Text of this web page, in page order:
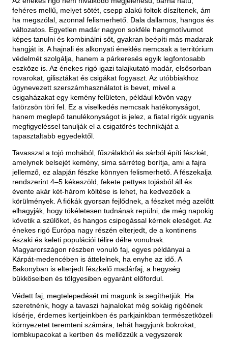
fehéres mellű, melyet sötét, csepp alakú foltok díszítenek, ám
ha megszólal, azonnal felismerhető. Dala dallamos, hangos és
változatos. Egyetlen madár nagyon sokféle hangmotívumot
képes tanulni és kombinálni sőt, gyakran beépíti más madarak
hangját is. A hajnali és alkonyati éneklés nemcsak a territórium
védelmét szolgálja, hanem a párkeresés egyik legfontosabb
eszköze is. Az énekes rigó igazi talajkutató madár, elsősorban
rovarokat, gilisztákat és csigákat fogyaszt. Az utóbbiakhoz
úgynevezett szerszámhasználatot is bevet, mivel a
csigaházakat egy kemény felületen, például kövön vagy
fatörzsön töri fel. Ez a viselkedés nemcsak hatékonyságot,
hanem meglepő tanulékonyságot is jelez, a fiatal rigók ugyanis
megfigyeléssel tanulják el a csigatörés technikáját a
tapasztaltabb egyedektől.
Tavasszal a tojó mohából, fűszálakból és sárból építi fészkét,
amelynek belsejét kemény, sima sárréteg borítja, ami a fajra
jellemző, ez alapján fészke könnyen felismerhető. A fészekalja
rendszerint 4–5 kékeszöld, fekete pettyes tojásból áll és
évente akár két-három költése is lehet, ha kedvezőek a
körülmények. A fiókák gyorsan fejlődnek, a fészket még azelőtt
elhagyják, hogy tökéletesen tudnának repülni, de még napokig
követik a szülőket, és hangos csipogással kérnek eleséget. Az
énekes rigó Európa nagy részén elterjedt, de a kontinens
északi és keleti populációi télire délre vonulnak.
Magyarországon részben vonuló faj, egyes példányai a
Kárpát-medencében is áttelelnek, ha enyhe az idő. A
Bakonyban is elterjedt fészkelő madárfaj, a hegység
bükköseiben és tölgyesiben egyaránt előfordul.
Védett faj, megtelepedését mi magunk is segíthetjük. Ha
szeretnénk, hogy a tavaszi hajnalokat még sokáig rigóének
kísérje, érdemes kertjeinkben és parkjainkban természetközeli
környezetet teremteni számára, tehát hagyjunk bokrokat,
lombkupacokat a kertben és mellőzzük a vegyszerek